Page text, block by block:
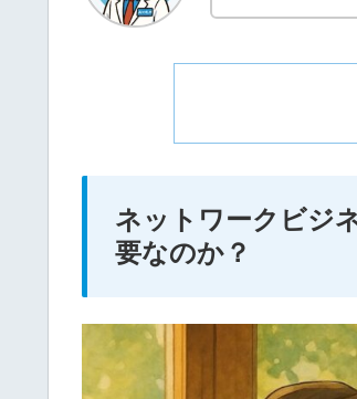
ネットワークビジ
要なのか？